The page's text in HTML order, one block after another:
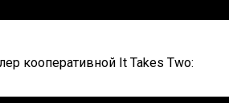
кооперативной It Takes Two: